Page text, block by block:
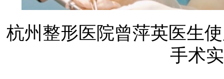
杭州整形医院曾萍英医生
手术